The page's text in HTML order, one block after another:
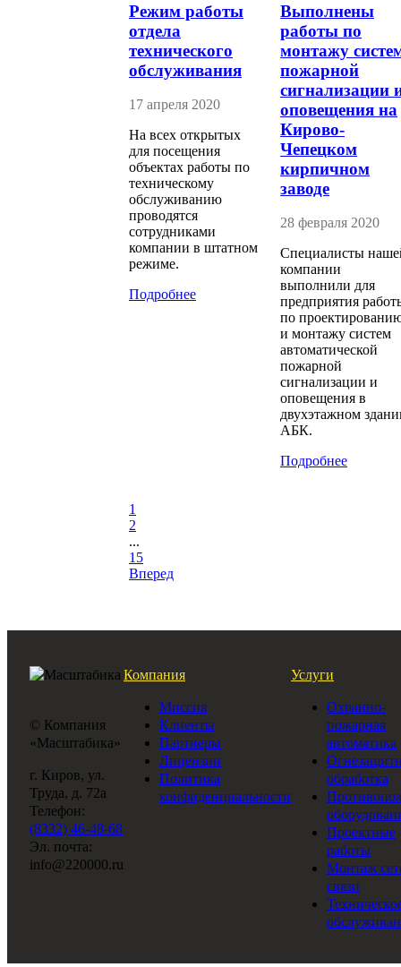
Режим работы
отдела
технического
обслуживания
17 апреля 2020
На всех открытых
для посещения
объектах работы по
техническому
обслуживанию
проводятся
сотрудниками
компании в штатном
режиме.
Подробнее
Выполнены
работы по
монтажу
пожарной
сигнализации
оповещения на
Кирово-
Чепецком
кирпичном
заводе
28 февраля 2020
Специалисты
компании
выполнили для
предприятия
по
и монтажу систем
автоматической
пожарной
сигнализации и
оповещения в
двухэтажном
АБК.
Подробнее
1
2
...
15
Вперед
© Компания
«Масштабика»
г. Киров, ул.
Труда, д. 72а
Телефон:
(8332) 46-48-68
Эл. почта:
info@220000.ru
Компания
Миссия
Клиенты
Партнеры
Лицензии
Политика
конфиденциальности
Услуги
Охранно-
пожарная
автоматика
обработка
Проектные
работы
Монтаж
связи